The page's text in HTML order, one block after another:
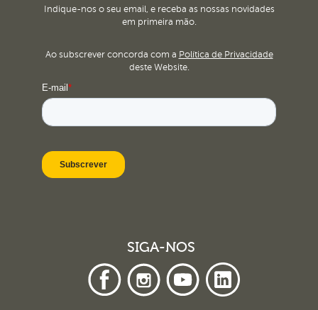
Indique-nos o seu email, e receba as nossas novidades
em primeira mão.
Ao subscrever concorda com a Política de Privacidade
deste Website.
SIGA-NOS